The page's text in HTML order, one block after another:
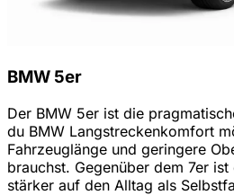
BMW 5er
Der BMW 5er ist die
du BMW Langstreckenkomfort
Fahrzeuglänge und geringere
brauchst. Gegenüber dem 7er
stärker auf den Alltag als